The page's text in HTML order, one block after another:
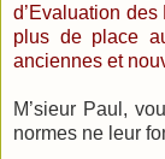
d’Evaluation
plus de place
anciennes et
M’sieur Paul,
normes ne leur